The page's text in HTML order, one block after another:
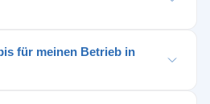
für meinen Betrieb in